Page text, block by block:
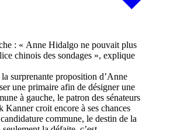
surprenante proposition d’Anne
une primaire afin de désigner une
à gauche, le patron des sénateurs
Kanner croit encore à ses chances
commune, le destin de la